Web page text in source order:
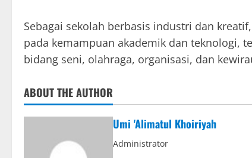
Sebagai sekolah berbasis industri dan
pada kemampuan akademik dan teknologi,
bidang seni, olahraga, organisasi, dan
ABOUT THE AUTHOR
Umi 'Alimatul Khoiriyah
Administrator